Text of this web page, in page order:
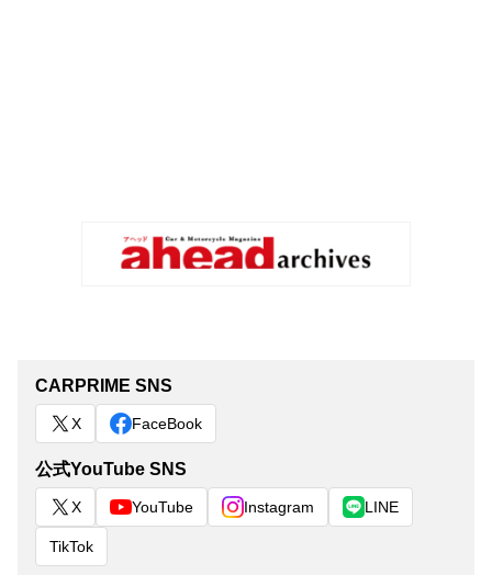
CARPRIME SNS
X FaceBook
公式YouTube SNS
X YouTube Instagram LINE
TikTok